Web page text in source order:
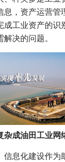
息，资产运营管
工业资产的识
决的问题。
成油田工业网
信息化建设作为